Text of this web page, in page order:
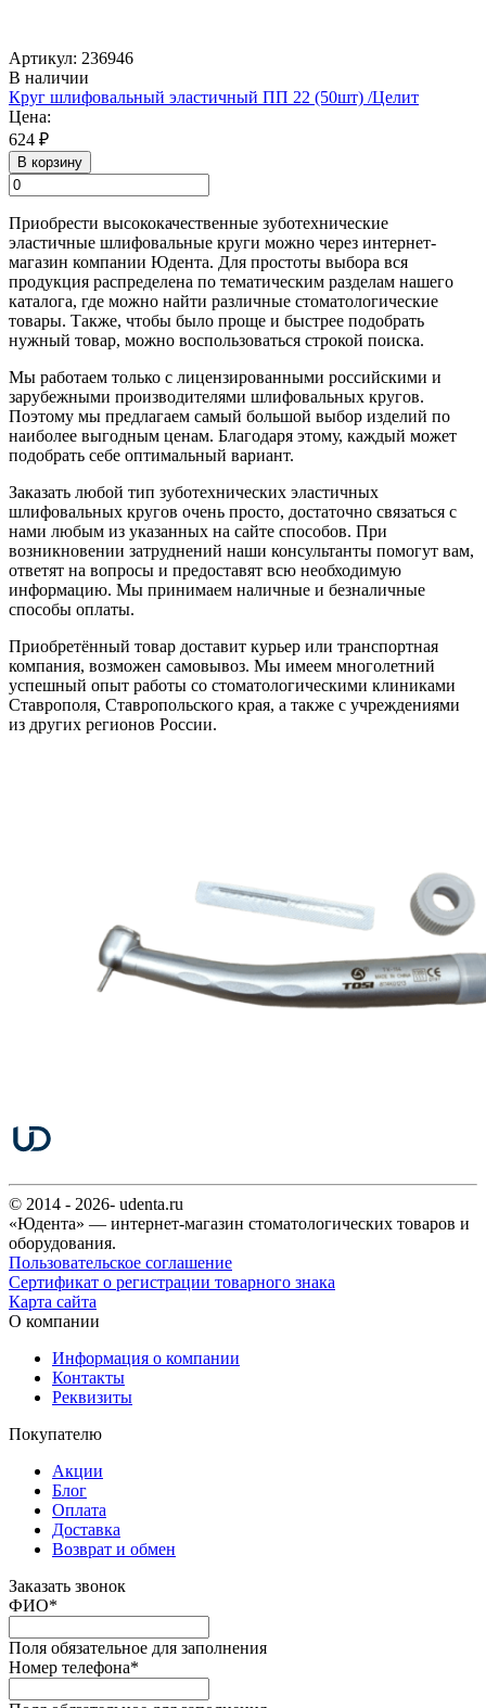
Артикул: 236946
В наличии
Круг шлифовальный эластичный ПП 22 (50шт) /Целит
Цена:
624 ₽
В корзину
Приобрести высококачественные зуботехнические
эластичные шлифовальные круги можно через интернет-
магазин компании Юдента. Для простоты выбора вся
продукция распределена по тематическим разделам нашего
каталога, где можно найти различные стоматологические
товары. Также, чтобы было проще и быстрее подобрать
нужный товар, можно воспользоваться строкой поиска.
Мы работаем только с лицензированными российскими и
зарубежными производителями шлифовальных кругов.
Поэтому мы предлагаем самый большой выбор изделий по
наиболее выгодным ценам. Благодаря этому, каждый может
подобрать себе оптимальный вариант.
Заказать любой тип зуботехнических эластичных
шлифовальных кругов очень просто, достаточно связаться с
нами любым из указанных на сайте способов. При
возникновении затруднений наши консультанты помогут вам,
ответят на вопросы и предоставят всю необходимую
информацию. Мы принимаем наличные и безналичные
способы оплаты.
Приобретённый товар доставит курьер или транспортная
компания, возможен самовывоз. Мы имеем многолетний
успешный опыт работы со стоматологическими клиниками
Ставрополя, Ставропольского края, а также с учреждениями
из других регионов России.
© 2014 - 2026- udenta.ru
«Юдента» — интернет-магазин стоматологических товаров и
оборудования.
Пользовательское соглашение
Сертификат о регистрации товарного знака
Карта сайта
О компании
Информация о компании
Контакты
Реквизиты
Покупателю
Акции
Блог
Оплата
Доставка
Возврат и обмен
Заказать звонок
ФИО*
Поля обязательное для заполнения
Номер телефона*